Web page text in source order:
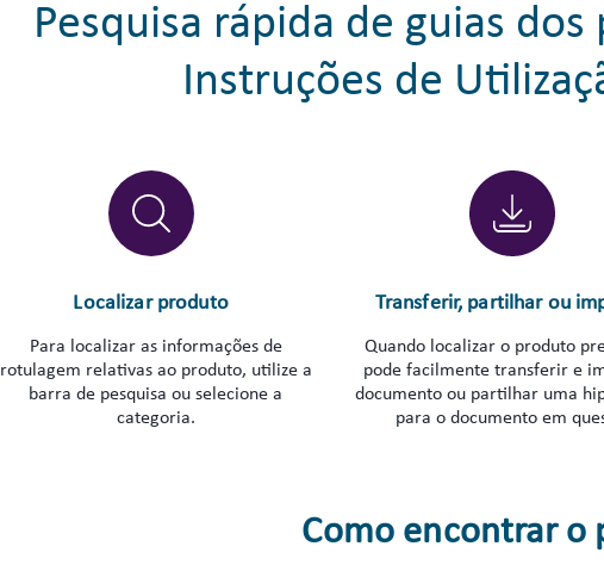
Pesquisa rápida de guias
Instruções de
Localizar produto
Para localizar as informações de
rotulagem relativas ao produto, utilize a
barra de pesquisa ou selecione a
categoria.
Transferir, partilhar ou
Quando localizar o produto
pode facilmente transferir e
documento ou partilhar uma
para o documento em
Como encontrar o